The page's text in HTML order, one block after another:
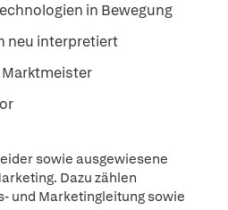
in Bewegung
neu interpretiert
sowie ausgewiesene
Dazu zählen
und Marketingleitung sowie